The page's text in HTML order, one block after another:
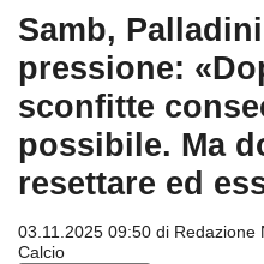
Samb,
pressione:
sconfitte
possibile. Ma
resettare ed
03.11.2025 09:50 di Redazione
Calcio